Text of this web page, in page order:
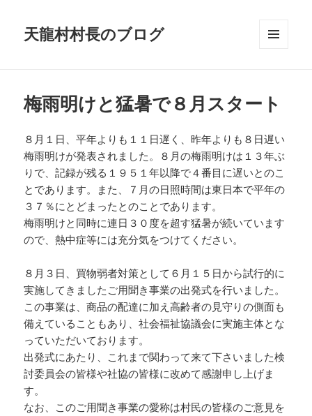
天龍村村長のブログ
梅雨明けと猛暑で８月スタート
８月１日、平年よりも１１日遅く、昨年よりも８日遅い
梅雨明けが発表されました。８月の梅雨明けは１３年ぶ
りで、記録が残る１９５１年以降で４番目に遅いとのこ
とであります。また、７月の日照時間は東日本で平年の
３７％にとどまったとのことであります。
梅雨明けと同時に連日３０度を超す猛暑が続いています
ので、熱中症等には充分気をつけてください。
８月３日、買物弱者対策として６月１５日から試行的に
実施してきましたご用聞き事業の出発式を行いました。
この事業は、商品の配達に加え高齢者の見守りの側面も
備えていることもあり、社会福祉協議会に実施主体とな
っていただいております。
出発式にあたり、これまで関わって来て下さいました検
討委員会の皆様や社協の皆様に改めて感謝申し上げま
す。
なお、このご用聞き事業の愛称は村民の皆様のご意見を